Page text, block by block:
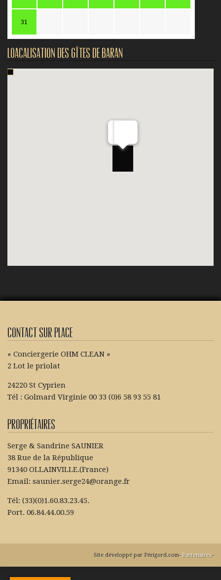
31
Loacalisation des gîtes de Baran
Contact sur place
« Conciergerie OHM CLEAN »
2 Lot le priolat
24220 St Cyprien
Tél : Golmard Virginie 00 33 (0)6 58 93 55 81
Propriétaires
Serge & Sandrine SAUNIER
38 Rue de la République
91340 OLLAINVILLE.(France)
Email: saunier.serge24@orange.fr
Tél: (33)(0)1.60.83.23.45.
Port. 06.84.44.00.59
Site développé par Périgord.com- Partenaires-